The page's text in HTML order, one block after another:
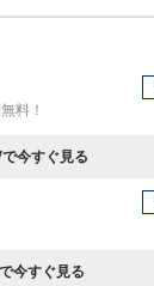
料！
今すぐ見る
今すぐ見る